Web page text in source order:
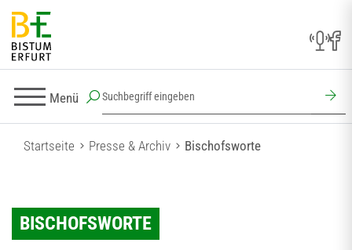
Menü
Startseite Presse & Archiv Bischofsworte
BISCHOFSWORTE